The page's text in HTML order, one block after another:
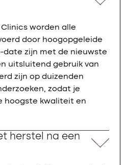
worden alle
door hoogopgeleide
zijn met de nieuwste
uitsluitend gebruik van
zijn op duizenden
zodat je
hoogste kwaliteit en
herstel na een